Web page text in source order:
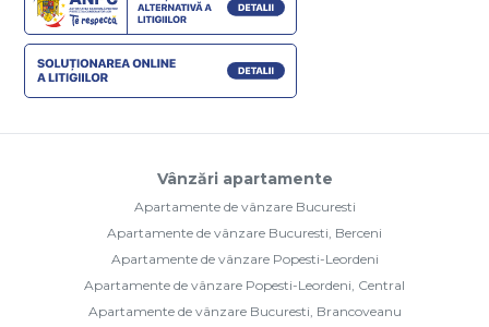
Vânzări apartamente
Apartamente de vânzare Bucuresti
Apartamente de vânzare Bucuresti, Berceni
Apartamente de vânzare Popesti-Leordeni
Apartamente de vânzare Popesti-Leordeni, Central
Apartamente de vânzare Bucuresti, Brancoveanu